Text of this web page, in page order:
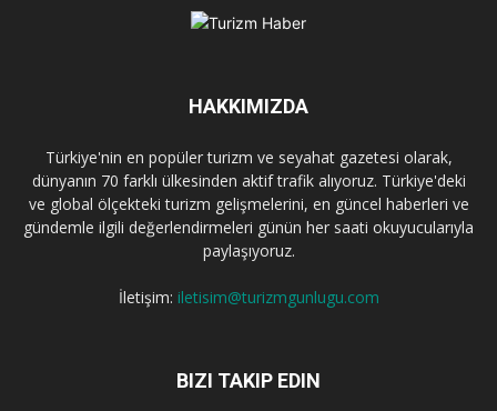
HAKKIMIZDA
Türkiye'nin en popüler turizm ve seyahat gazetesi olarak,
dünyanın 70 farklı ülkesinden aktif trafik alıyoruz. Türkiye'deki
ve global ölçekteki turizm gelişmelerini, en güncel haberleri ve
gündemle ilgili değerlendirmeleri günün her saati okuyucularıyla
paylaşıyoruz.
İletişim: iletisim@turizmgunlugu.com
BIZI TAKIP EDIN